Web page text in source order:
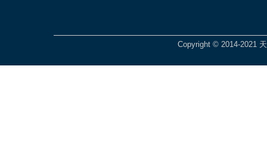
Copyright © 2014-2021